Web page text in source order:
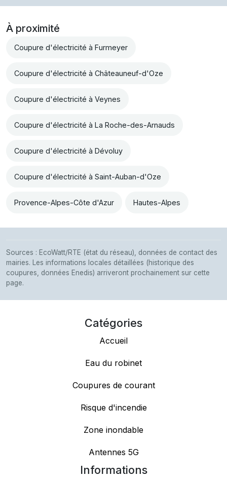
À proximité
Coupure d'électricité à Furmeyer
Coupure d'électricité à Châteauneuf-d'Oze
Coupure d'électricité à Veynes
Coupure d'électricité à La Roche-des-Arnauds
Coupure d'électricité à Dévoluy
Coupure d'électricité à Saint-Auban-d'Oze
Provence-Alpes-Côte d'Azur Hautes-Alpes
Sources : EcoWatt/RTE (état du réseau), données de contact des
mairies. Les informations locales détaillées (historique des
coupures, données Enedis) arriveront prochainement sur cette
page.
Catégories
Accueil
Eau du robinet
Coupures de courant
Risque d'incendie
Zone inondable
Antennes 5G
Informations